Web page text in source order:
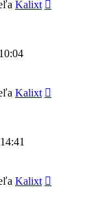
Kalixt
Kalixt
Kalixt